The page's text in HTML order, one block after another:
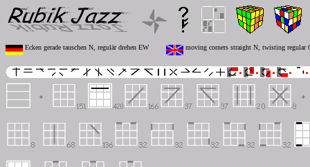
Ecken gerade tauschen N, regulär drehen EW moving corners straight N, twisting regular